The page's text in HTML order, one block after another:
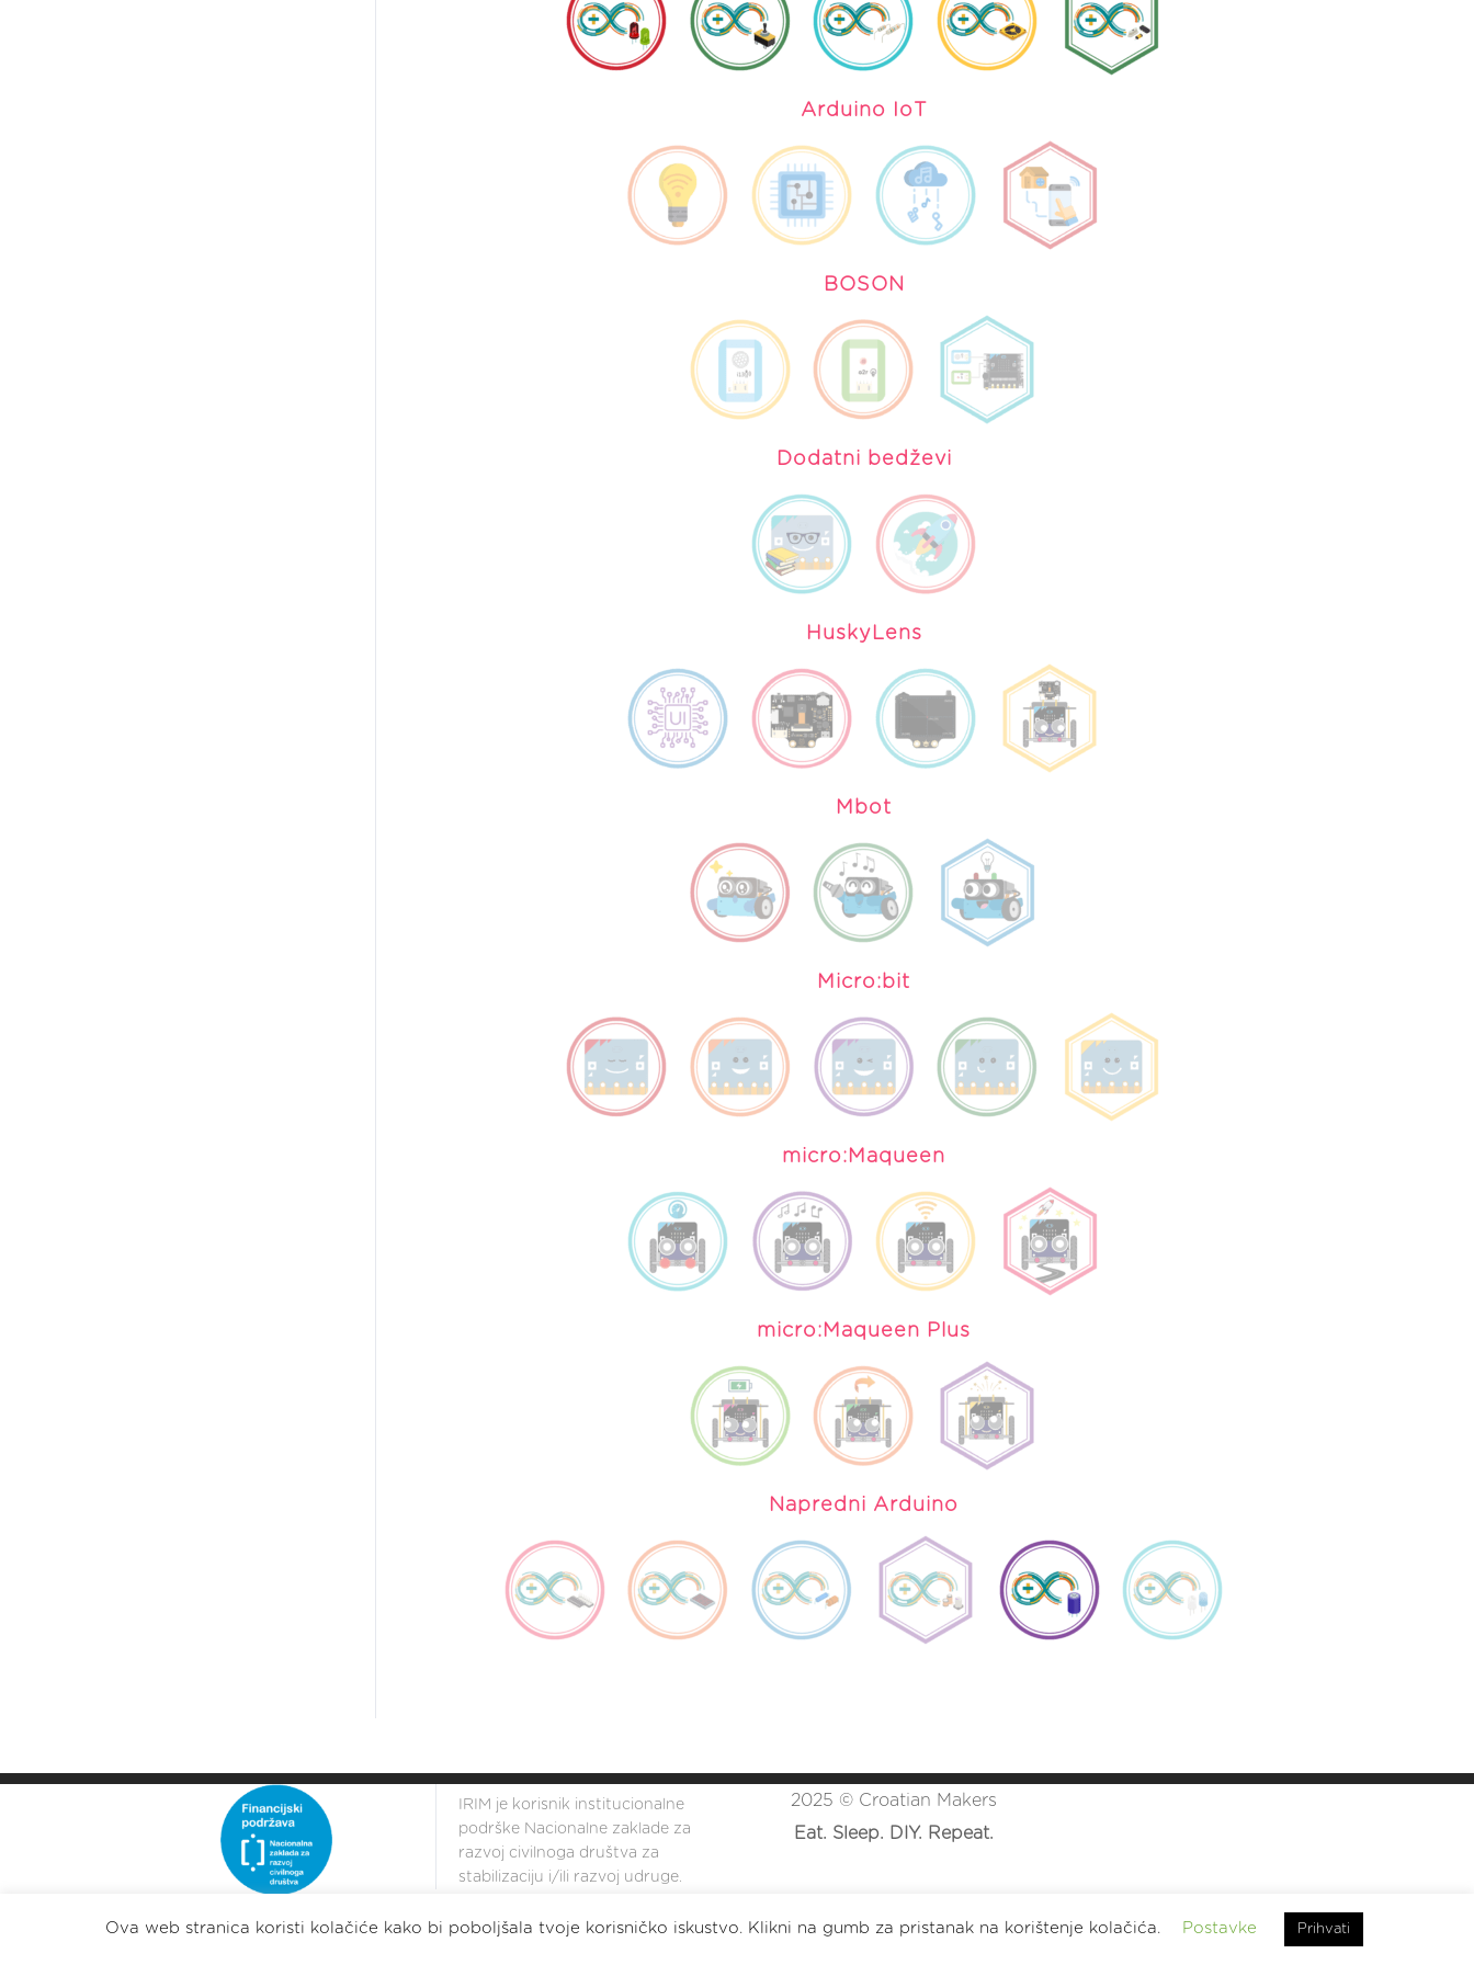
Arduino IoT
BOSON
Dodatni bedževi
HuskyLens
Mbot
Micro:bit
micro:Maqueen
micro:Maqueen Plus
Napredni Arduino
IRIM je korisnik institucionalne
podrške Nacionalne zaklade za
razvoj civilnoga društva za
stabilizaciju i/ili razvoj udruge.
2025 © Croatian Makers
Eat. Sleep. DIY. Repeat.
2023 © Croatian Makers
Ova web stranica koristi kolačiće kako bi poboljšala tvoje korisničko iskustvo. Klikni na gumb za pristanak na korištenje kolačića. Postavke Prihvati